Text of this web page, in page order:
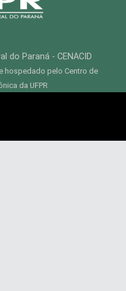
do Paraná - CENACID
hospedado pelo Centro de
da UFPR